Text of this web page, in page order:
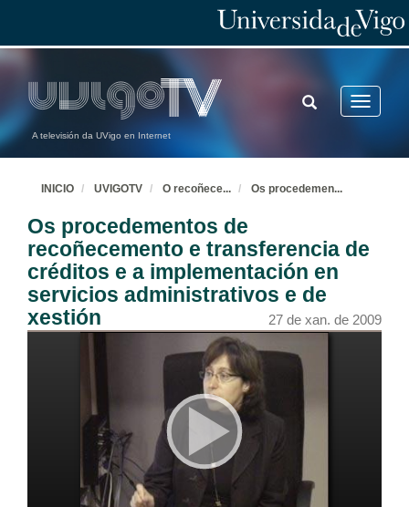
A televisión da UVigo en Internet
Toggle
TOGGLE
SEARCH
INICIO UVIGOTV O recoñece... Os procedemen...
Os procedementos de
recoñecemento e transferencia de
créditos e a implementación en
servicios administrativos e de
xestión
27 de xan. de 2009